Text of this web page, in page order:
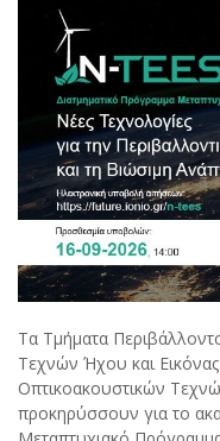
Τα Τμήματα
Τεχνών Ήχου και
Οπτικοακουστικών
προκηρύσσουν για το